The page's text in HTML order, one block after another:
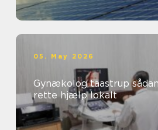
05. May 2026
Gynækolog taastrup sådan finder du den
rette hjælp lokalt